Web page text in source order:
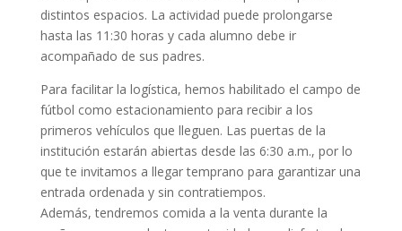
distintos espacios. La actividad puede prolongarse
hasta las 11:30 horas y cada alumno debe ir
acompañado de sus padres.
Para facilitar la logística, hemos habilitado el campo de
fútbol como estacionamiento para recibir a los
primeros vehículos que lleguen. Las puertas de la
institución estarán abiertas desde las 6:30 a.m., por lo
que te invitamos a llegar temprano para garantizar una
entrada ordenada y sin contratiempos.
Además, tendremos comida a la venta durante la